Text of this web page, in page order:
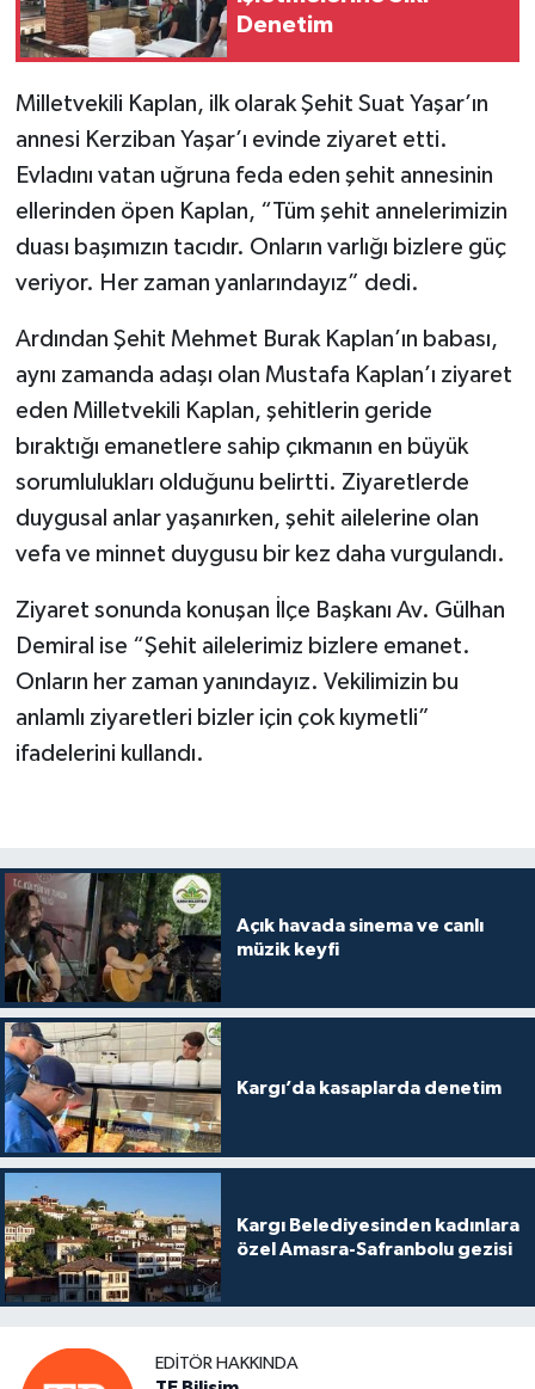
Denetim
Milletvekili Kaplan, ilk olarak Şehit Suat Yaşar’ın
annesi Kerziban Yaşar’ı evinde ziyaret etti.
Evladını vatan uğruna feda eden şehit annesinin
ellerinden öpen Kaplan, “Tüm şehit annelerimizin
duası başımızın tacıdır. Onların varlığı bizlere güç
veriyor. Her zaman yanlarındayız” dedi.
Ardından Şehit Mehmet Burak Kaplan’ın babası,
aynı zamanda adaşı olan Mustafa Kaplan’ı ziyaret
eden Milletvekili Kaplan, şehitlerin geride
bıraktığı emanetlere sahip çıkmanın en büyük
sorumlulukları olduğunu belirtti. Ziyaretlerde
duygusal anlar yaşanırken, şehit ailelerine olan
vefa ve minnet duygusu bir kez daha vurgulandı.
Ziyaret sonunda konuşan İlçe Başkanı Av. Gülhan
Demiral ise “Şehit ailelerimiz bizlere emanet.
Onların her zaman yanındayız. Vekilimizin bu
anlamlı ziyaretleri bizler için çok kıymetli”
ifadelerini kullandı.
Açık havada sinema ve canlı
müzik keyfi
Kargı’da kasaplarda denetim
Kargı Belediyesinden kadınlara
özel Amasra-Safranbolu gezisi
EDITÖR HAKKINDA